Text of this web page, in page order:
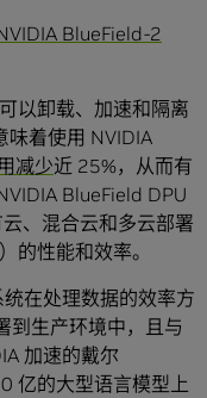
BlueField-2
以卸载、加速和隔离
味着使用 NVIDIA
减少近 25%，从而有
BlueField DPU
、混合云和多云部署
的性能和效率。
在处理数据的效率方
到生产环境中，且与
加速的戴尔
亿的大型语言模型上